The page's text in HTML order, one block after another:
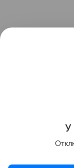
4. T. Chard.
У